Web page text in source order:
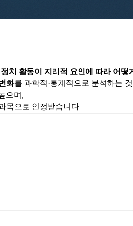
치 활동이 지리적 요인에 따라 어떻
화를 과학적·통계적으로 분석하는
으며,
목으로 인정받습니다.